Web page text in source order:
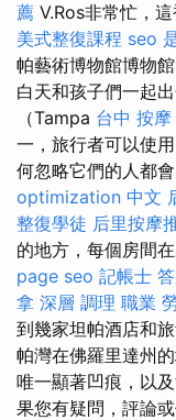
薦 V.Ros非常忙，
美式整復課程 seo
帕藝術博物館博物館
白天和孩子們一起
（Tampa 台中 按摩
一，旅行者可以使
何忽略它們的人都
optimization 中文
整復學徒 后里按摩
的地方，每個房間
page seo 記帳士
拿 深層 調理 職業
到幾家坦帕酒店和旅
帕灣在佛羅里達州
唯一顯著凹痕，以
果您有疑問，評論